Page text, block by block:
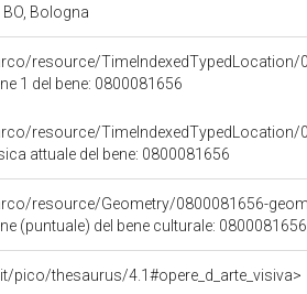
Bologna
resource/TimeIndexedTypedLocation/
1 del bene: 0800081656
resource/TimeIndexedTypedLocation/
attuale del bene: 0800081656
resource/Geometry/0800081656-
(puntuale) del bene culturale: 0800081656
pico/thesaurus/4.1#opere_d_arte_visiva>